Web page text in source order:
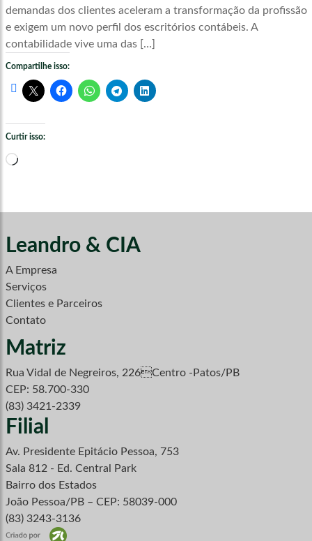
demandas dos clientes aceleram a transformação da profissão
e exigem um novo perfil dos escritórios contábeis. A
contabilidade vive uma das […]
Compartilhe isso:
Curtir isso:
Carregando...
Leandro & CIA
A Empresa
Serviços
Clientes e Parceiros
Contato
Matriz
Rua Vidal de Negreiros, 226Centro -Patos/PB
CEP: 58.700-330
(83) 3421-2339
Filial
Av. Presidente Epitácio Pessoa, 753
Sala 812 - Ed. Central Park
Bairro dos Estados
João Pessoa/PB – CEP: 58039-000
(83) 3243-3136